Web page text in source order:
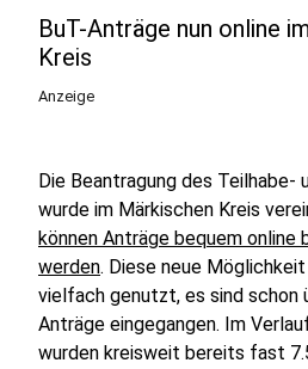
BuT-Anträge nun online
Kreis
Anzeige
Die Beantragung des Teilhabe-
wurde im Märkischen Kreis
können Anträge bequem online
werden. Diese neue
vielfach genutzt, es sind schon
Anträge eingegangen. Im
wurden kreisweit bereits fast